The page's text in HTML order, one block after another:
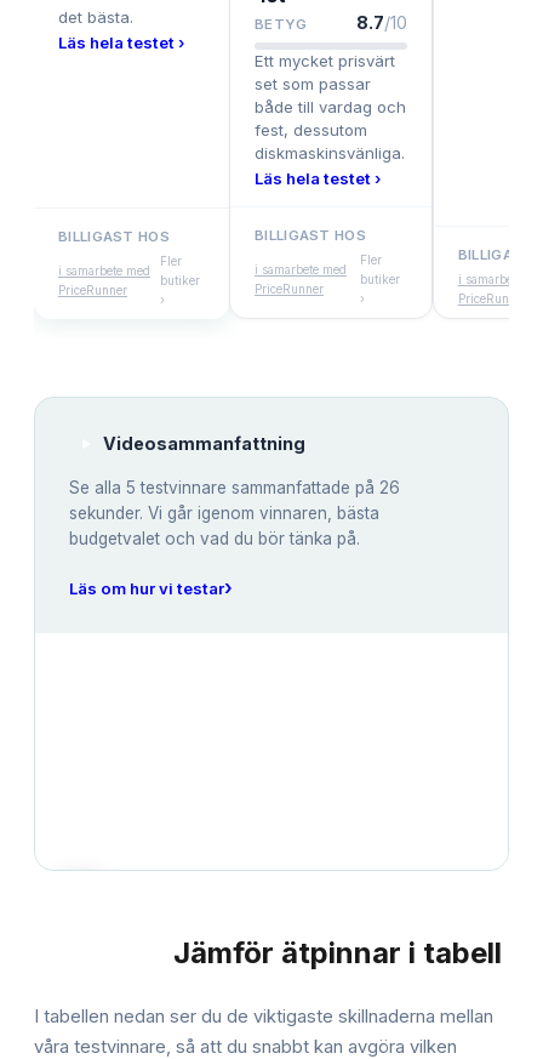
det bästa.
Läs hela testet ›
BILLIGAST HOS
i samarbete med
PriceRunner
Fler
butiker
›
BETYG 8.7/10
Ett mycket prisvärt
set som passar
både till vardag och
fest, dessutom
diskmaskinsvänliga.
Läs hela testet ›
BILLIGAST HOS
i samarbete med
PriceRunner
Fler
butiker
›
BILLIGAST
i samarbete
PriceRunner
Videosammanfattning
Se alla 5 testvinnare sammanfattade på 26
sekunder. Vi går igenom vinnaren, bästa
budgetvalet och vad du bör tänka på.
Läs om hur vi testar›
Jämför ätpinnar i tabell
I tabellen nedan ser du de viktigaste skillnaderna mellan
våra testvinnare, så att du snabbt kan avgöra vilken